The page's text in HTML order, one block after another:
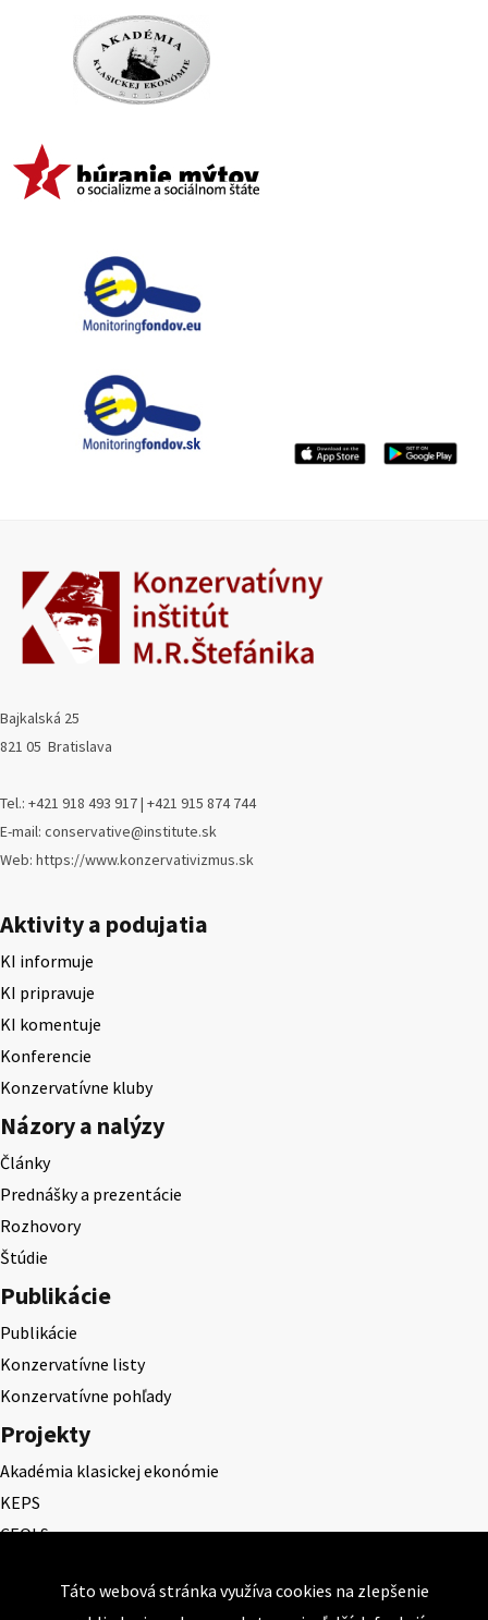
Bajkalská 25
821 05 Bratislava
Tel.: +421 918 493 917 | +421 915 874 744
E-mail: conservative@institute.sk
Web: https://www.konzervativizmus.sk
Aktivity a podujatia
KI informuje
KI pripravuje
KI komentuje
Konferencie
Konzervatívne kluby
Názory a nalýzy
Články
Prednášky a prezentácie
Rozhovory
Štúdie
Publikácie
Publikácie
Konzervatívne listy
Konzervatívne pohľady
Projekty
Akadémia klasickej ekonómie
KEPS
CEQLS
Cena Ernesta Valka
Táto webová stránka využíva cookies na zlepšenie